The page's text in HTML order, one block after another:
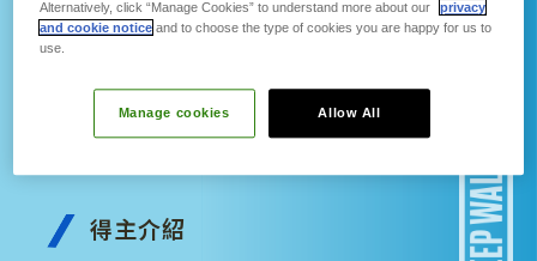
數位發展，提升台灣手語教學的
專業素質，並以紀錄片傳承珍貴
「自然手語教學」、「聾人文化概論」以及「簡
明台灣自然手語」 ~「人生是一場馬拉松，不是
得主介紹
Alternatively, click “Manage Cookies” to understand more about our
privacy
and cookie notice and to choose the type of cookies you are happy for us to
use.
Allow All
Manage cookies